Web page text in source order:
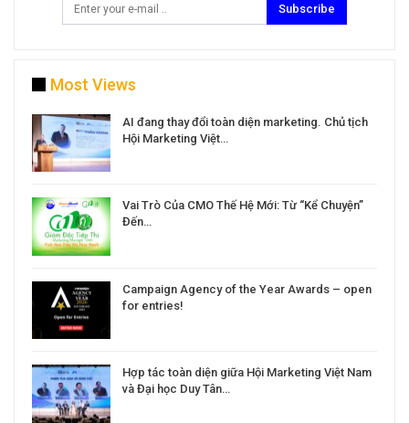
Subscribe
Most Views
AI đang thay đổi toàn diện marketing. Chủ tịch
Hội Marketing Việt…
Vai Trò Của CMO Thế Hệ Mới: Từ “Kể Chuyện”
Đến…
Campaign Agency of the Year Awards – open
for entries!
Hợp tác toàn diện giữa Hội Marketing Việt Nam
và Đại học Duy Tân…